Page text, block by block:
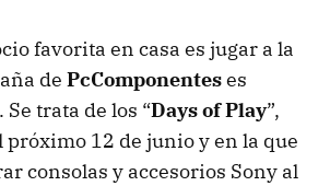
favorita en casa es jugar a la
de PcComponenteses
trata de los “Days of Play”,
próximo 12 de junio y en la que
consolas y accesorios Sony al